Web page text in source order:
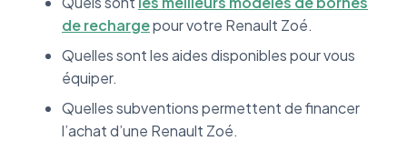
de rechargepour votre Renault Zoé.
Quelles sont les aides disponibles pour vous
équiper.
Quelles subventions permettent de financer
l’achat d’une Renault Zoé.